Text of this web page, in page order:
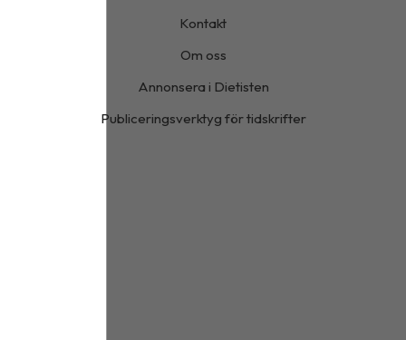
Kontakt
Om oss
Annonsera i Dietisten
Publiceringsverktyg för tidskrifter